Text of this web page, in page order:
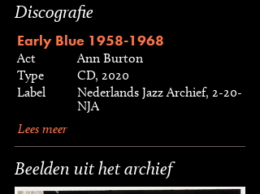
Discografie
Early Blue 1958-1968
Act
Ann Burton
Type
CD, 2020
Label
Nederlands Jazz Archief, 2-20-
NJA
Lees meer
Beelden uit het archief